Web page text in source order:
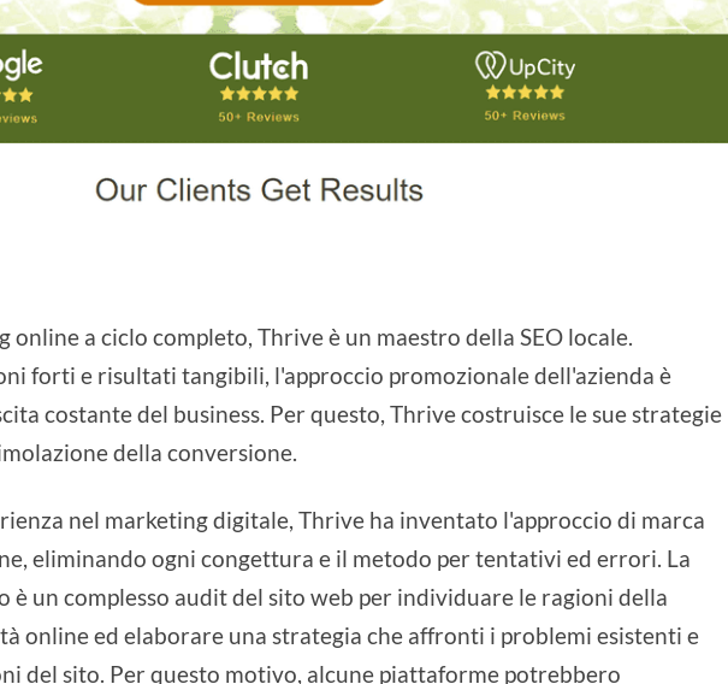
online a ciclo completo, Thrive è un maestro della SEO locale.
forti e risultati tangibili, l'approccio promozionale dell'azienda è
costante del business. Per questo, Thrive costruisce le sue strategie
della conversione.
nel marketing digitale, Thrive ha inventato l'approccio di marca
eliminando ogni congettura e il metodo per tentativi ed errori. La
è un complesso audit del sito web per individuare le ragioni della
online ed elaborare una strategia che affronti i problemi esistenti e
del sito. Per questo motivo, alcune piattaforme potrebbero